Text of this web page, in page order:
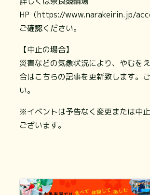
HP（https://www.narakeirin.jp/
ご確認ください。
【中止の場合】
災害などの気象状況により、やむを
合はこちらの記事を更新致します。
い。
※イベントは予告なく変更または中
ございます。